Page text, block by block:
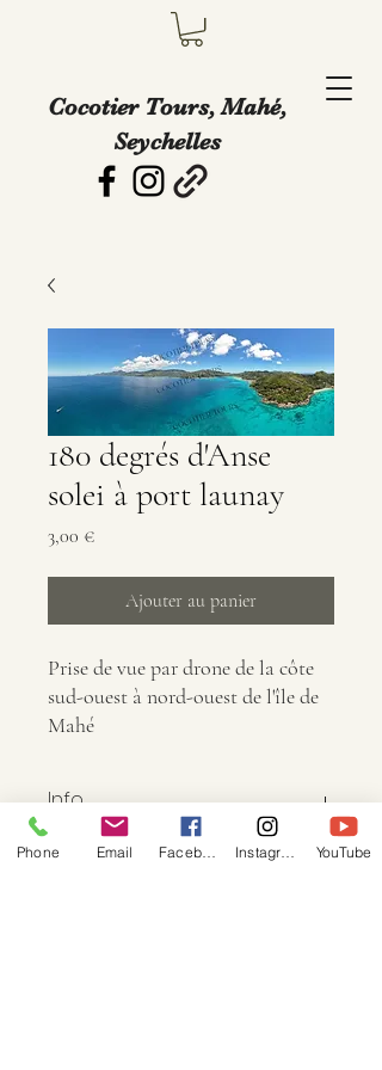
Cocotier Tours, Mahé,
Seychelles
180 degrés d'Anse
solei à port launay
3,00 €Prix
Ajouter au panier
Prise de vue par drone de la côte
sud-ouest à nord-ouest de l'île de
Mahé
Info
Dimensions : 8192 × 3068
Phone Email YouTube